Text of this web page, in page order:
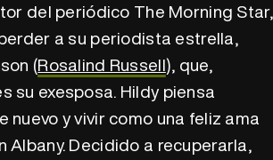
del periódico The Morning Star,
a su periodista estrella,
(Rosalind Russell), que,
su exesposa. Hildy piensa
nuevo y vivir como una feliz ama
Albany. Decidido a recuperarla,